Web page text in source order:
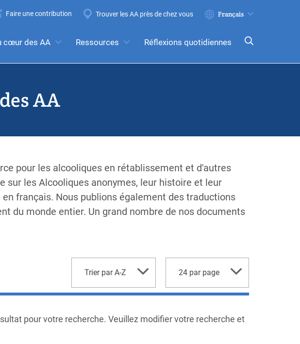
Soumettre
Faire une contribution Trouver les AA près de chez vous
Select
cœur des AA Ressources Réflexions quotidiennes
AA
pour les alcooliques en rétablissement et d'autres
sur les Alcooliques anonymes, leur histoire et leur
français. Nous publions également des traductions
du monde entier. Un grand nombre de nos documents
page
24 par page
Trier par A-Z
pour votre recherche. Veuillez modifier votre recherche et